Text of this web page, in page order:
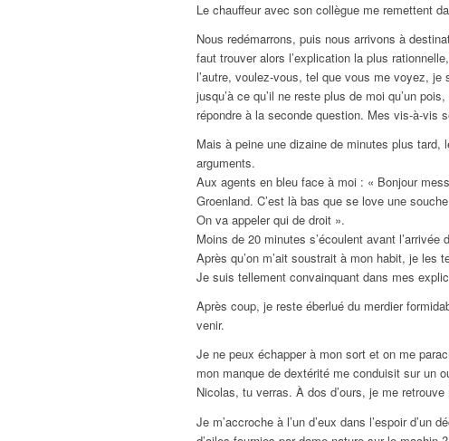
Le chauffeur avec son collègue me remettent
Nous redémarrons, puis nous arrivons à
faut trouver alors l’explication la plus
l’autre, voulez-vous, tel que vous me voyez,
jusqu’à ce qu’il ne reste plus de moi qu’un
répondre à la seconde question. Mes vis-à-vis
Mais à peine une dizaine de minutes plus
arguments.
Aux agents en bleu face à moi : « Bonjour
Groenland. C’est là bas que se love une
On va appeler qui de droit ».
Moins de 20 minutes s’écoulent avant
Après qu’on m’ait soustrait à mon habit, je
Je suis tellement convainquant dans mes
Après coup, je reste éberlué du merdier
venir.
Je ne peux échapper à mon sort et on me
mon manque de dextérité me conduisit sur un
Nicolas, tu verras. À dos d’ours, je me
Je m’accroche à l’un d’eux dans l’espoir